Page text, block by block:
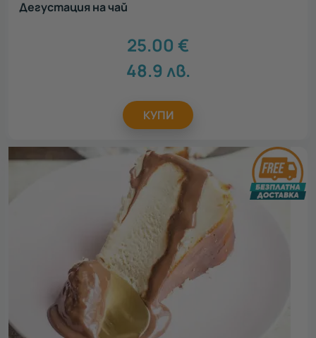
Дегустация на чай
25.00 €
48.9 лв.
КУПИ